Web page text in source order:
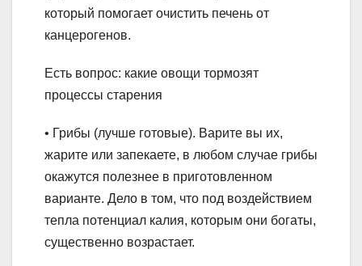
который помогает очистить печень от
канцерогенов.
Есть вопрос: какие овощи тормозят
процессы старения
• Грибы (лучше готовые). Варите вы их,
жарите или запекаете, в любом случае грибы
окажутся полезнее в приготовленном
варианте. Дело в том, что под воздействием
тепла потенциал калия, которым они богаты,
существенно возрастает.